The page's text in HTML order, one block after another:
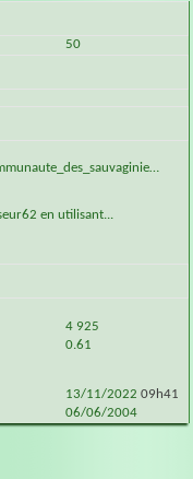
50
https://www.huttevirtuelle.com/la_communaute_des_sauvaginiers/member.php?2368-chasseur62&s=601a0b09f045702789cee7a2305e8d4a
en utilisant...
4 925
0.61
13/11/202209h41
06/06/2004